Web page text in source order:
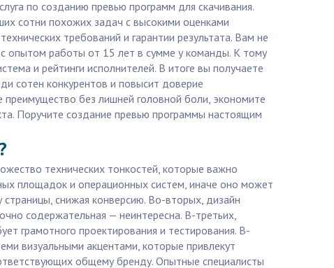
по созданию превью программ для скачивания.
сотни похожих задач с высокими оценками
требований и гарантии результата. Вам не
опытом работы от 15 лет в сумме у команды. К тому
и рейтинги исполнителей. В итоге вы получаете
сотен конкурентов и повысит доверие
преимущество без лишней головной боли, экономите
Поручите создание превью программы настоящим
технических тонкостей, которые важно
площадок и операционных систем, иначе оно может
страницы, снижая конверсию. Во-вторых, дизайн
содержательная — неинтересна. В-третьих,
грамотного проектирования и тестирования. В-
визуальными акцентами, которые привлекут
общему бренду. Опытные специалисты